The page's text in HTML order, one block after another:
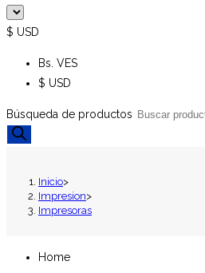
$ USD
Bs. VES
$ USD
Búsqueda de productos
Inicio>
Impresion>
Impresoras
Home